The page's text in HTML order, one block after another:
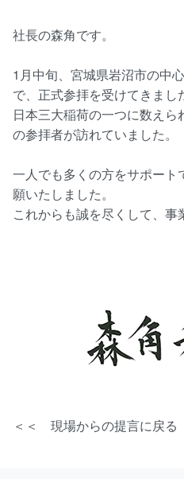
社長の森角です。
1月中旬、宮城県岩沼市の中
で、正式参拝を受けてきまし
日本三大稲荷の一つに数え
の参拝者が訪れていました。
一人でも多くの方をサポー
願いたしました。
これからも誠を尽くして、事
＜＜ 現場からの提言に戻る